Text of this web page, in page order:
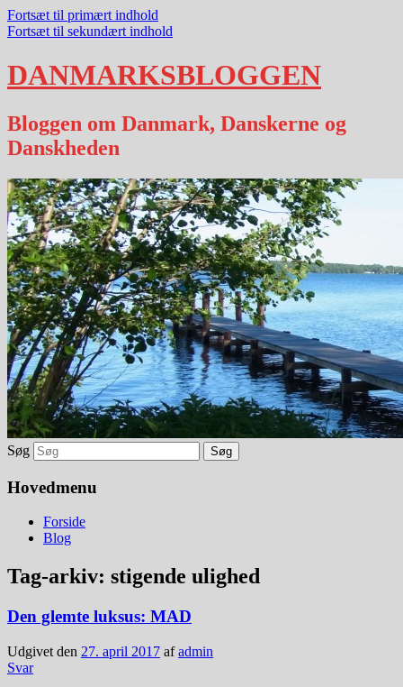
Fortsæt til primært indhold
Fortsæt til sekundært indhold
DANMARKSBLOGGEN
Bloggen om Danmark, Danskerne og
Danskheden
Søg
Hovedmenu
Forside
Blog
Tag-arkiv: stigende ulighed
Den glemte luksus: MAD
Udgivet den 27. april 2017 afadmin
Svar